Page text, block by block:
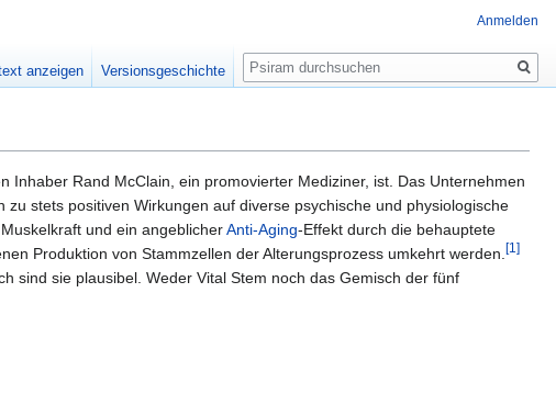
Inhaber Rand McClain, ein promovierter Mediziner, ist. Das Unternehmen
stets positiven Wirkungen auf diverse psychische und physiologische
und ein angeblicherAnti-Aging-Effekt durch die behauptete
Produktion von Stammzellen der Alterungsprozess umkehrt werden.[1]
sind sie plausibel. Weder Vital Stem noch das Gemisch der fünf
Anmelden
anzeigen Versionsgeschichte
Suche